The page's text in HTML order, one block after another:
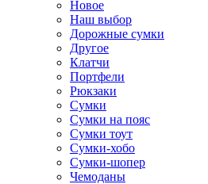
Новое
Наш выбор
Дорожные сумки
Другое
Клатчи
Портфели
Рюкзаки
Сумки
Сумки на пояс
Сумки тоут
Сумки-хобо
Сумки-шопер
Чемоданы